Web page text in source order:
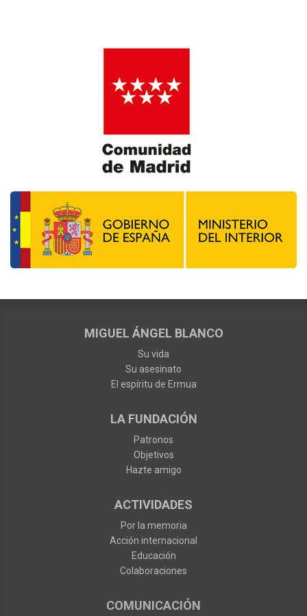
MIGUEL ÁNGEL BLANCO
Su vida
Su asesinato
El espíritu de Ermua
LA FUNDACIÓN
Patronos
Objetivos
Hazte amigo
ACTIVIDADES
Por la memoria
Acción internacional
Educación
Colaboraciones
COMUNICACIÓN